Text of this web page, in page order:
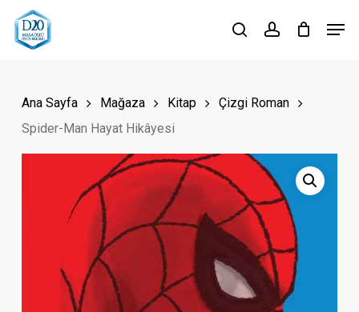
Skip
searchaccount
Ana Sayfa Mağaza Kitap
Çizgi Roman
Spider-Man Hayat Hikâyesi